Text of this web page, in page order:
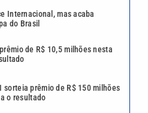
Internacional, mas acaba
do Brasil
de R$ 10,5 milhões nesta
sorteia prêmio de R$ 150 milhões
o resultado